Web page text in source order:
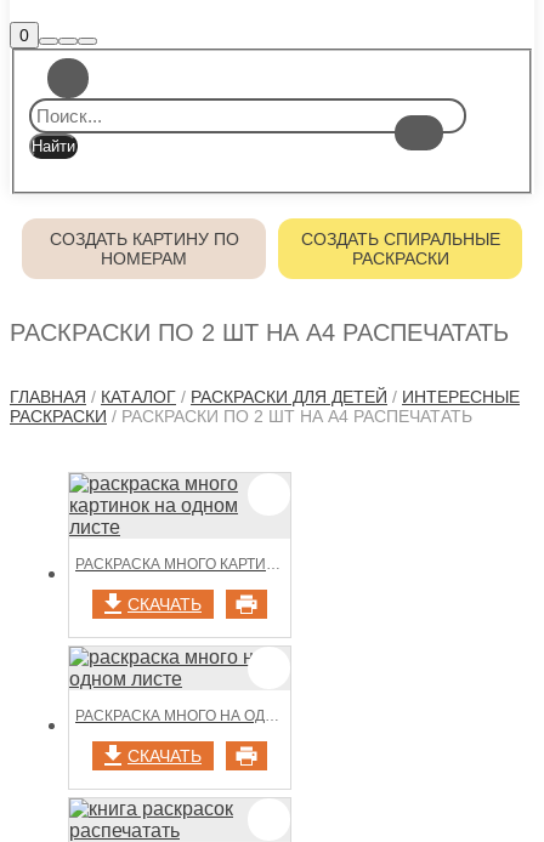
0Боковая
панель
магазина
Найти
Больше
информации
Главное
меню
СОЗДАТЬ КАРТИНУ ПО
НОМЕРАМ
СОЗДАТЬ СПИРАЛЬНЫЕ
РАСКРАСКИ
РАСКРАСКИ ПО 2 ШТ НА А4 РАСПЕЧАТАТЬ
ГЛАВНАЯ / КАТАЛОГ / РАСКРАСКИ ДЛЯ ДЕТЕЙ / ИНТЕРЕСНЫЕ
РАСКРАСКИ / РАСКРАСКИ ПО 2 ШТ НА А4 РАСПЕЧАТАТЬ
РАСКРАСКА МНОГО КАРТИНОК НА ОДНОМ ЛИСТЕ
СКАЧАТЬ
РАСКРАСКА МНОГО НА ОДНОМ ЛИСТЕ
СКАЧАТЬ